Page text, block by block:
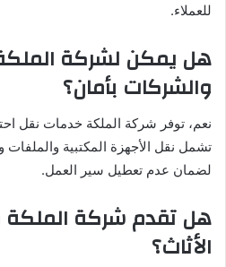
للعملاء.
هل يمكن لشركة
والشركات بأمان؟
نعم، توفر شركة الملكة خدمات نقل
تشمل نقل الأجهزة المكتبية والملفات
لضمان عدم تعطيل سير العمل.
هل تقدم شركة
الأثاث؟